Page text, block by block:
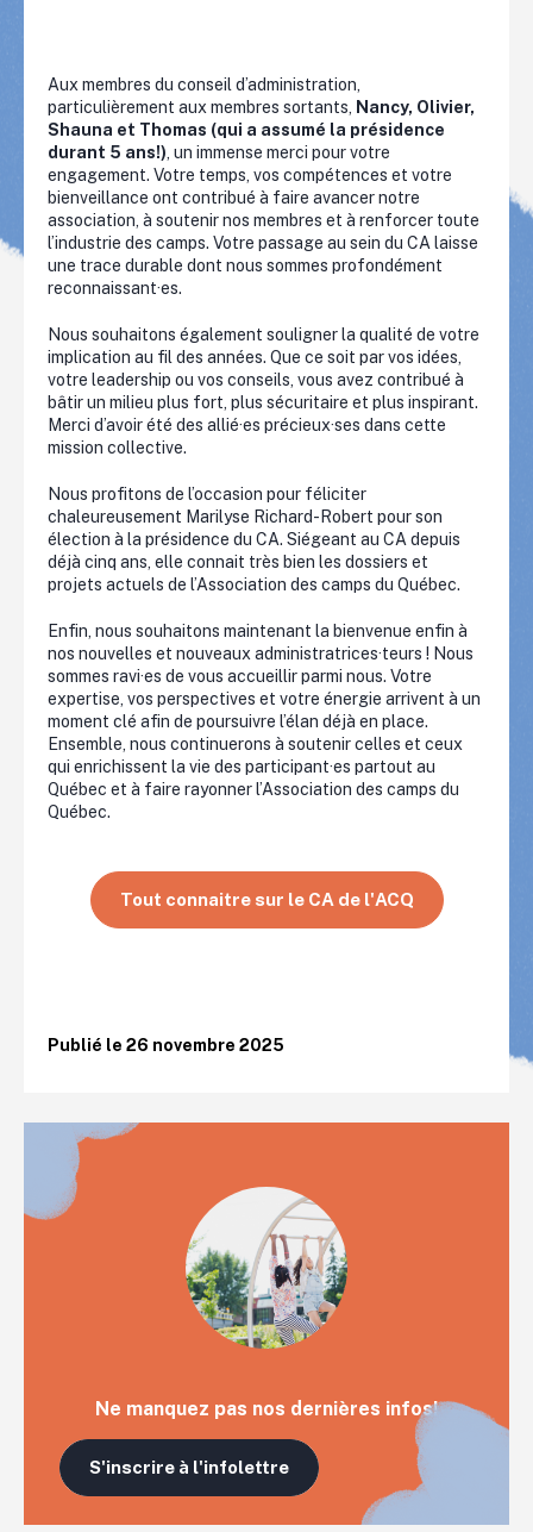
Aux membres du conseil d’administration,
particulièrement aux membres sortants,
Nancy, Olivier,
Shauna et Thomas (qui a assumé la présidence
durant 5 ans!) , un immense merci pour votre
engagement. Votre temps, vos compétences et votre
bienveillance ont contribué à faire avancer notre
association, à soutenir nos membres et à renforcer toute
l’industrie des camps. Votre passage au sein du CA laisse
une trace durable dont nous sommes profondément
reconnaissant·es.
Nous souhaitons également souligner la qualité de votre
implication au fil des années. Que ce soit par vos idées,
votre leadership ou vos conseils, vous avez contribué à
bâtir un milieu plus fort, plus sécuritaire et plus inspirant.
Merci d’avoir été des allié·es précieux·ses dans cette
mission collective.
Nous profitons de l’occasion pour féliciter
chaleureusement Marilyse Richard-Robert pour son
élection à la présidence du CA. Siégeant au CA depuis
déjà cinq ans, elle connait très bien les dossiers et
projets actuels de l’Association des camps du Québec.
Enfin, nous souhaitons maintenant la bienvenue enfin à
nos nouvelles et nouveaux administratrices·teurs ! Nous
sommes ravi·es de vous accueillir parmi nous. Votre
expertise, vos perspectives et votre énergie arrivent à un
moment clé afin de poursuivre l’élan déjà en place.
Ensemble, nous continuerons à soutenir celles et ceux
qui enrichissent la vie des participant·es partout au
Québec et à faire rayonner l’Association des camps du
Québec.
Tout connaitre sur le CA de l'ACQ
Publié le 26 novembre 2025
Ne manquez pas nos dernières infos!
S'inscrire à l'infolettre